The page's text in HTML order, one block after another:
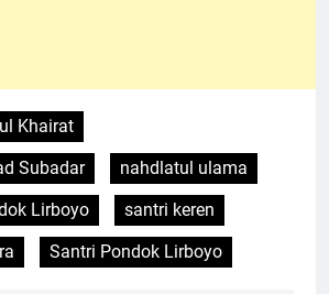
Khairat
Subadar
nahdlatul ulama
Lirboyo
santri keren
Santri Pondok Lirboyo